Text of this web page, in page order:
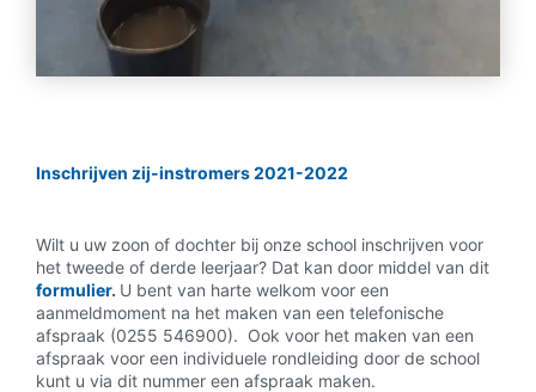
Inschrijven zij-instromers 2021-2022
Wilt u uw zoon of dochter bij onze school inschrijven voor
het tweede of derde leerjaar? Dat kan door middel van dit
formulier. U bent van harte welkom voor een
aanmeldmoment na het maken van een telefonische
afspraak (0255 546900). Ook voor het maken van een
afspraak voor een individuele rondleiding door de school
kunt u via dit nummer een afspraak maken.